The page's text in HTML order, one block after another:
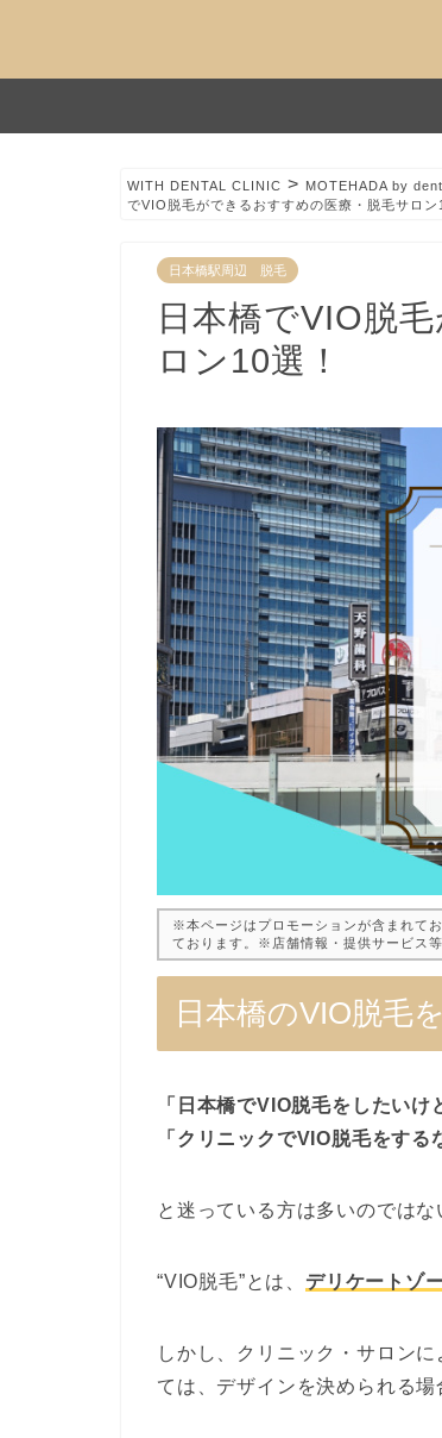
WITH DENTAL CLINIC > MOTEHADA by
でVIO脱毛ができるおすすめの医療・脱毛サロン
日本橋駅周辺 脱毛
日本橋でVIO脱
ロン10選！
※本ページはプロモーションが含まれて
ております。※店舗情報・提供サービス
日本橋のVIO脱毛
「日本橋でVIO脱毛をしたいけ
「クリニックでVIO脱毛をする
と迷っている方は多いのではな
“VIO脱毛”とは、 デリケートゾ
しかし、クリニック・サロン
ては、デザインを決められる場